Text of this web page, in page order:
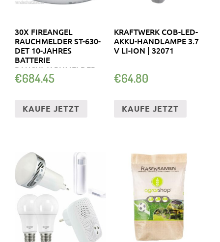
30X FIREANGEL
RAUCHMELDER ST-630-
DET 10-JAHRES
BATTERIE
RAUCHWARNMELDER
€684.45
KAUFE JETZT
KRAFTWERK COB-LED-
AKKU-HANDLAMPE 3.7
V LI-ION | 32071
€64.80
KAUFE JETZT